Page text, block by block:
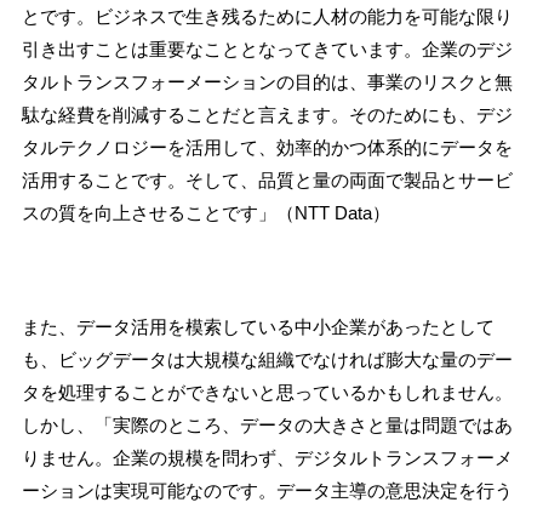
とです。ビジネスで生き残るために人材の能力を可能な限り
引き出すことは重要なこととなってきています。企業のデジ
タルトランスフォーメーションの目的は、事業のリスクと無
駄な経費を削減することだと言えます。そのためにも、デジ
タルテクノロジーを活用して、効率的かつ体系的にデータを
活用することです。そして、品質と量の両面で製品とサービ
スの質を向上させることです」（NTT Data）
また、データ活用を模索している中小企業があったとして
も、ビッグデータは大規模な組織でなければ膨大な量のデー
タを処理することができないと思っているかもしれません。
しかし、「実際のところ、データの大きさと量は問題ではあ
りません。企業の規模を問わず、デジタルトランスフォーメ
ーションは実現可能なのです。データ主導の意思決定を行う